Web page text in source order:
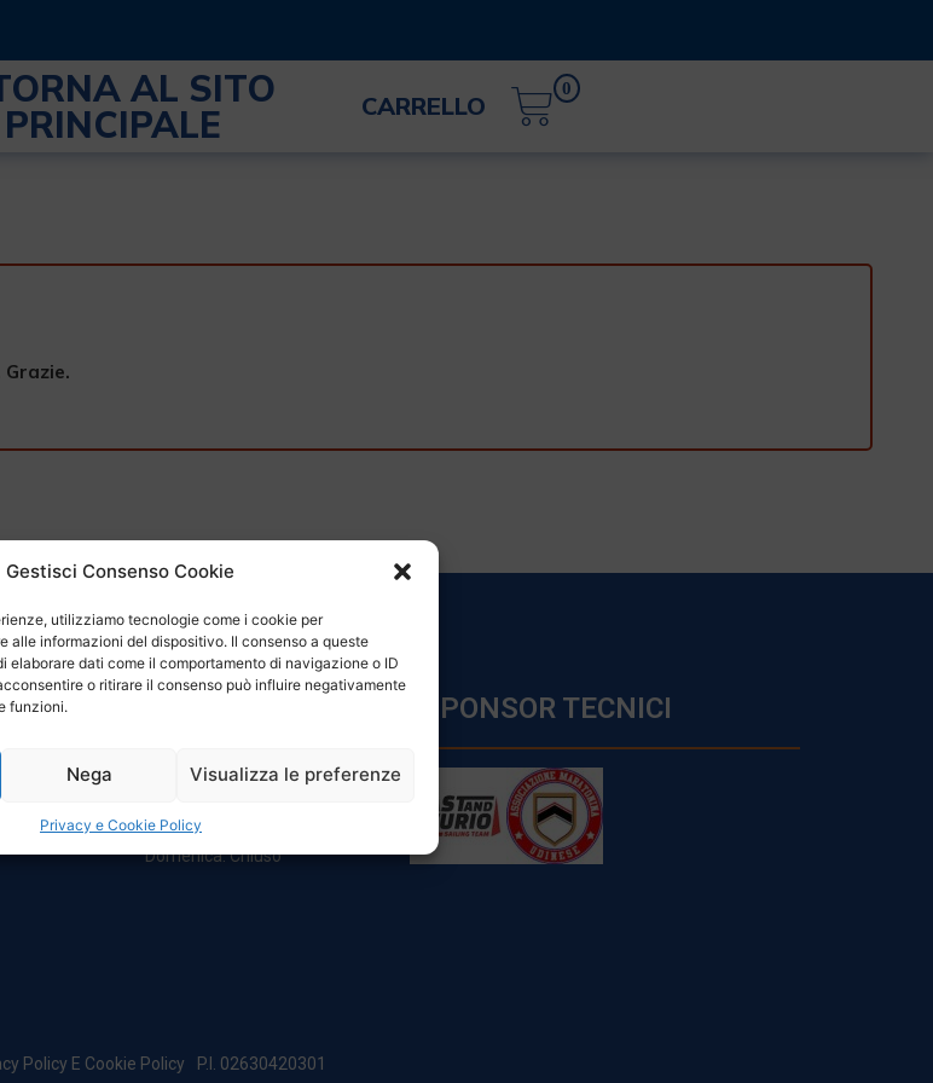
Gestisci Consenso Cookie
utilizziamo tecnologie come i cookie per
alle informazioni del dispositivo. Il consenso a queste
elaborare dati come il comportamento di navigazione o ID
o ritirare il consenso può influire negativamente
funzioni.
Nega Visualizza le preferenze
Privacy e Cookie Policy
AL SITO
PRINCIPALE CARRELLO
0
Da Lunedi A Venerdì
Sabato: 8:00 – 12:00
Domenica: Chiuso
SPONSOR TECNICI
Policy E Cookie Policy P.I. 02630420301